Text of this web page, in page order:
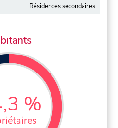
Résidences secondaires
%